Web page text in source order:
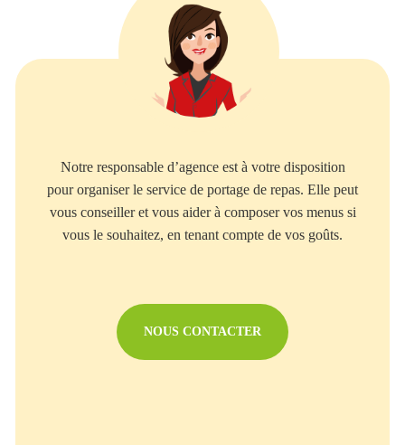
Notre responsable d’agence est à votre disposition
pour organiser le service de portage de repas. Elle peut
vous conseiller et vous aider à composer vos menus si
vous le souhaitez, en tenant compte de vos goûts.
NOUS CONTACTER